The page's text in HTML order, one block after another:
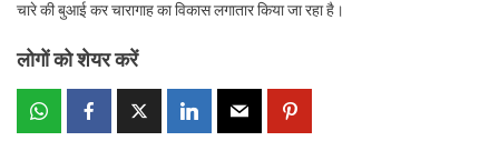
चारे की बुआई कर चारागाह का विकास लगातार किया जा रहा है।
लोगों को शेयर करें